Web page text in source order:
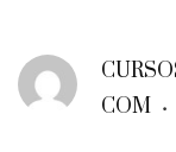
COM
•